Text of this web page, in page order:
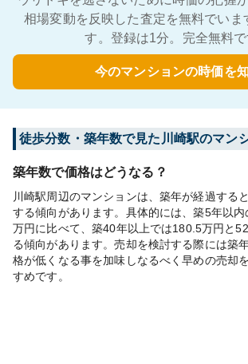
相場変動を反映した査定を無料でいま
す。登録は1分。完全無料で
今のマンションの時価を
徒歩分数・築年数で見た川崎駅のマン
築年数で価格はどうなる？
川崎駅周辺のマンションは、築年が経過する
する傾向があります。具体的には、築5年以
万円に比べて、築40年以上では180.5万円と
る傾向があります。売却を検討する際には築
格が低くなる事を加味しなるべく早めの売却
すめです。